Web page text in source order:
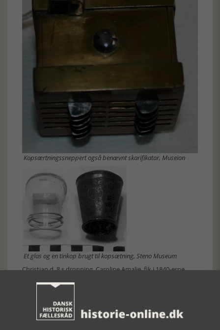
Kopsærtningssneppert også benævnt skarifikator, Museion
Et glas og en tinkop brugt til kopsætning, Steno Museum
Christian d. 8.s dronning, Caroline Amalie, fik i 1840-erne
også igler til åreladning. Lægeigler kunne man købe på
sugede blod. Iglerne sattes dér, hvor dårligdommen var. Da
Christian 8 i januar 1848 efter et besøg på fregatten
”Valkyrien” blev forkølet, ordinerede livlægen en åreladning.